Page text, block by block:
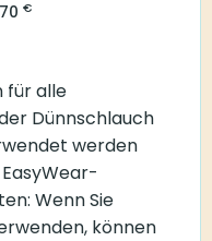
70 €
für alle
Dünnschlauch
werden
Wenn Sie
können